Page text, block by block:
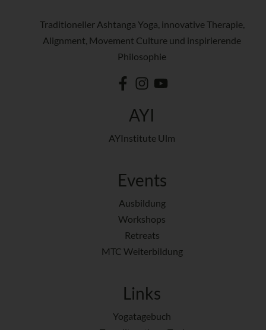
Traditioneller Ashtanga Yoga, innovative Therapie,
Alignment, Movement Culture und inspirierende
Philosophie
AYI
AYInstitute Ulm
Events
Ausbildung
Workshops
Retreats
MTC Weiterbildung
Links
Yogatagebuch